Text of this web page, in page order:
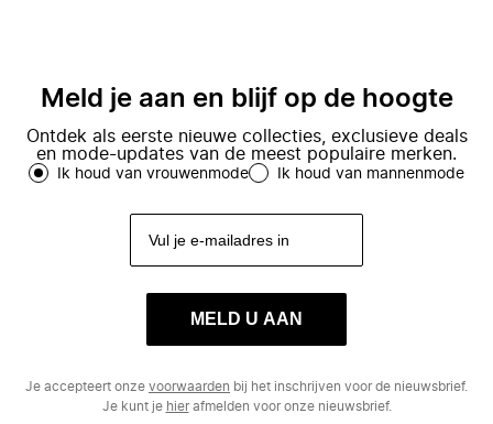
Meld je aan en blijf op de hoogte
Ontdek als eerste nieuwe collecties, exclusieve deals
en mode-updates van de meest populaire merken.
Ik houd van vrouwenmode Ik houd van mannenmode
MELD U AAN
Je accepteert onze voorwaarden bij het inschrijven voor de nieuwsbrief.
Je kunt je hierafmelden voor onze nieuwsbrief.